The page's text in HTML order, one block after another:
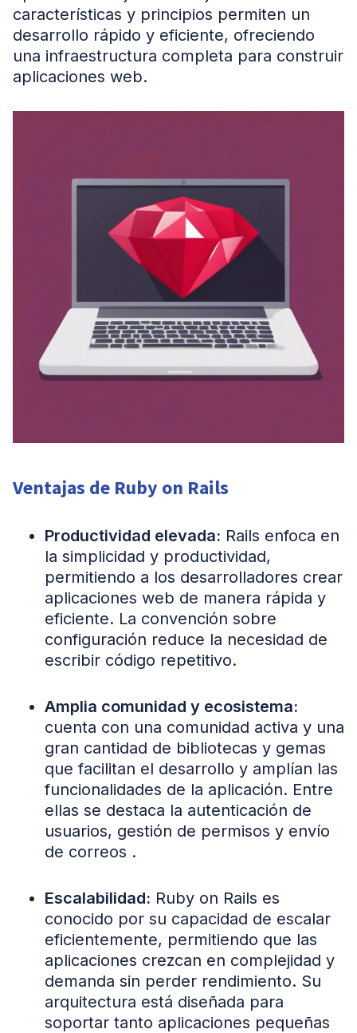
características y principios permiten un
desarrollo rápido y eficiente, ofreciendo
una infraestructura completa para construir
aplicaciones web.
Ventajas de Ruby on Rails
Productividad elevada: Rails enfoca en
la simplicidad y productividad,
permitiendo a los desarrolladores crear
aplicaciones web de manera rápida y
eficiente. La convención sobre
configuración reduce la necesidad de
escribir código repetitivo.
Amplia comunidad y ecosistema:
cuenta con una comunidad activa y una
gran cantidad de bibliotecas y gemas
que facilitan el desarrollo y amplían las
funcionalidades de la aplicación. Entre
ellas se destaca la autenticación de
usuarios, gestión de permisos y envío
de correos .
Escalabilidad: Ruby on Rails es
conocido por su capacidad de escalar
eficientemente, permitiendo que las
aplicaciones crezcan en complejidad y
demanda sin perder rendimiento. Su
arquitectura está diseñada para
soportar tanto aplicaciones pequeñas